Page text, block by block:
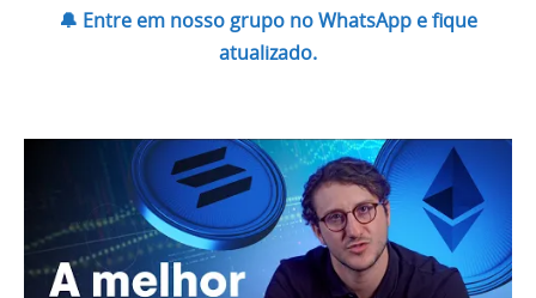
🔔 Entre em nosso grupo no WhatsApp e fique
atualizado.